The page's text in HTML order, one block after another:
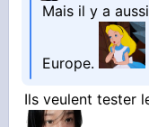
Mais il y a
Europe.
Ils veulent tester